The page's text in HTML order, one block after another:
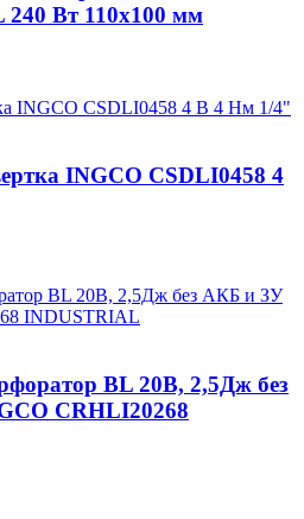
Вт 110х100 мм
INGCO CSDLI0458 4
BL 20В, 2,5Дж без
CRHLI20268